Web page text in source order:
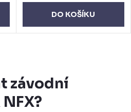
DO KOŠÍKU
závodní